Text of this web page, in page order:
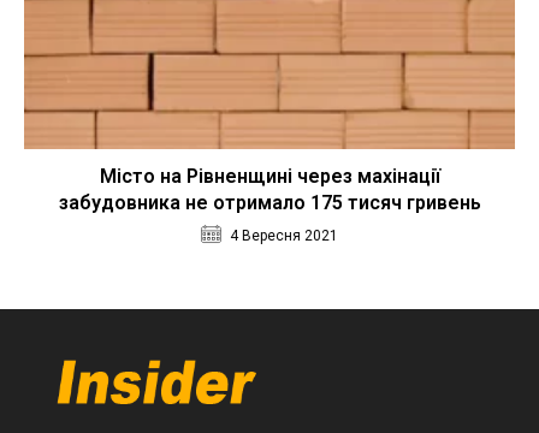
Місто на Рівненщині через махінації
забудовника не отримало 175 тисяч гривень
4 Вересня 2021